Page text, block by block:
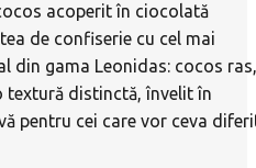
acoperit în ciocolată
de confiserie cu cel mai
din gama Leonidas: cocos ras,
textură distinctă, învelit în
pentru cei care vor ceva